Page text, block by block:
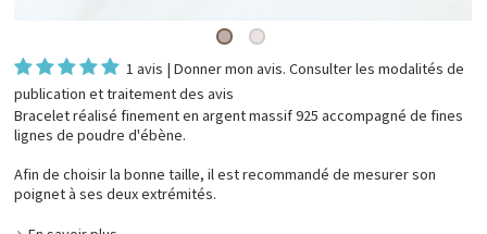
1 avis |Donner mon avis. Consulter lesmodalités de
publication et traitement des avis
Bracelet réalisé finement en argent massif 925 accompagné de fines
lignes de poudre d'ébène.
Afin de choisir la bonne taille, il est recommandé de mesurer son
poignet à ses deux extrémités.